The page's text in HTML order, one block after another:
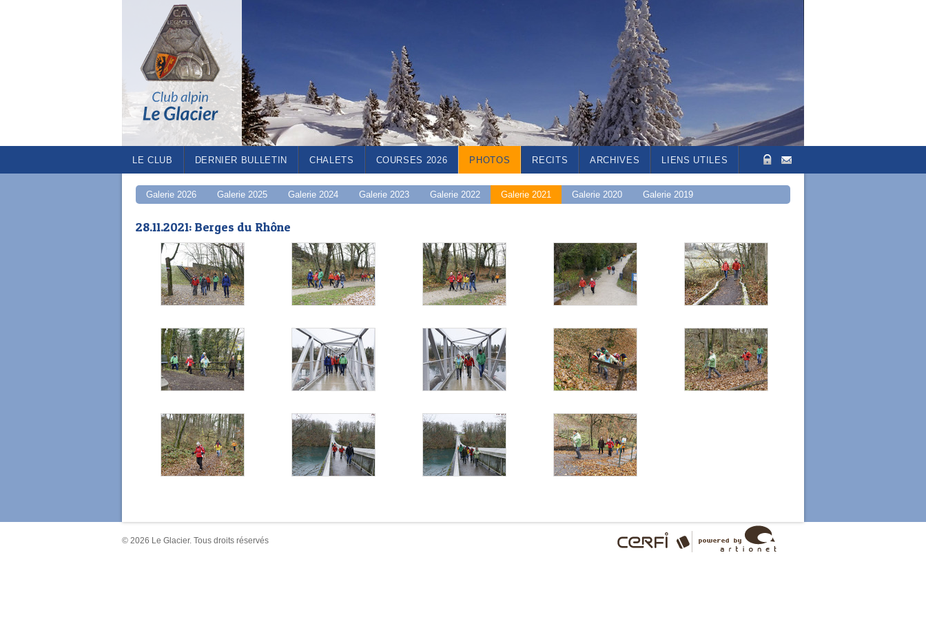
LE CLUB DERNIER BULLETIN CHALETS COURSES 2026 PHOTOS RECITS ARCHIVES LIENS UTILES
Galerie 2026 Galerie 2025 Galerie 2024 Galerie 2023 Galerie 2022 Galerie 2021 Galerie 2020 Galerie 2019
28.11.2021: Berges du Rhône
© 2026 Le Glacier. Tous droits réservés